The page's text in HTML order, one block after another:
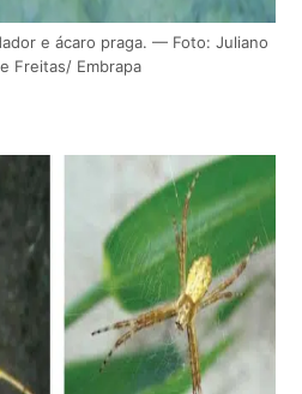
e ácaro praga. — Foto: Juliano
Freitas/ Embrapa